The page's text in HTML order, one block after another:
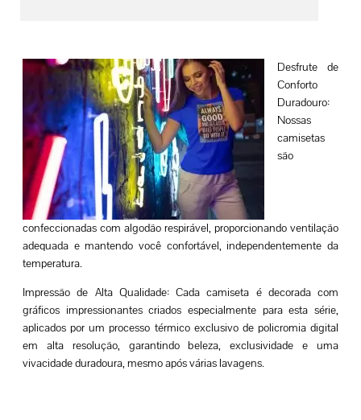
Desfrute de
Conforto
Duradouro:
Nossas
camisetas
são
confeccionadas com algodão respirável, proporcionando ventilação
adequada e mantendo você confortável, independentemente da
temperatura.
Impressão de Alta Qualidade: Cada camiseta é decorada com
gráficos impressionantes criados especialmente para esta série,
aplicados por um processo térmico exclusivo de policromia digital
em alta resolução, garantindo beleza, exclusividade e uma
vivacidade duradoura, mesmo após várias lavagens.